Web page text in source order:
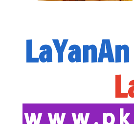
LaYanAn